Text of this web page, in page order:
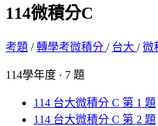
114微積分C
考題 /轉學考微積分 / 台大 /微
114學年度 · 7 題
114 台大微積分 C 第 1 題
114 台大微積分 C 第 2 題